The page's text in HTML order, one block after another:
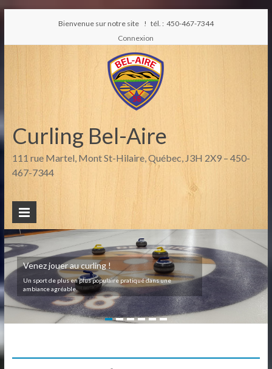
Bienvenue sur notre site ! tél. : 450-467-7344
Connexion
Curling Bel-Aire
111 rue Martel, Mont St-Hilaire, Québec, J3H 2X9 – 450-
467-7344
Venez jouer au curling !
Un sport de plus en plus populaire pratiqué dans une
ambiance agréable.